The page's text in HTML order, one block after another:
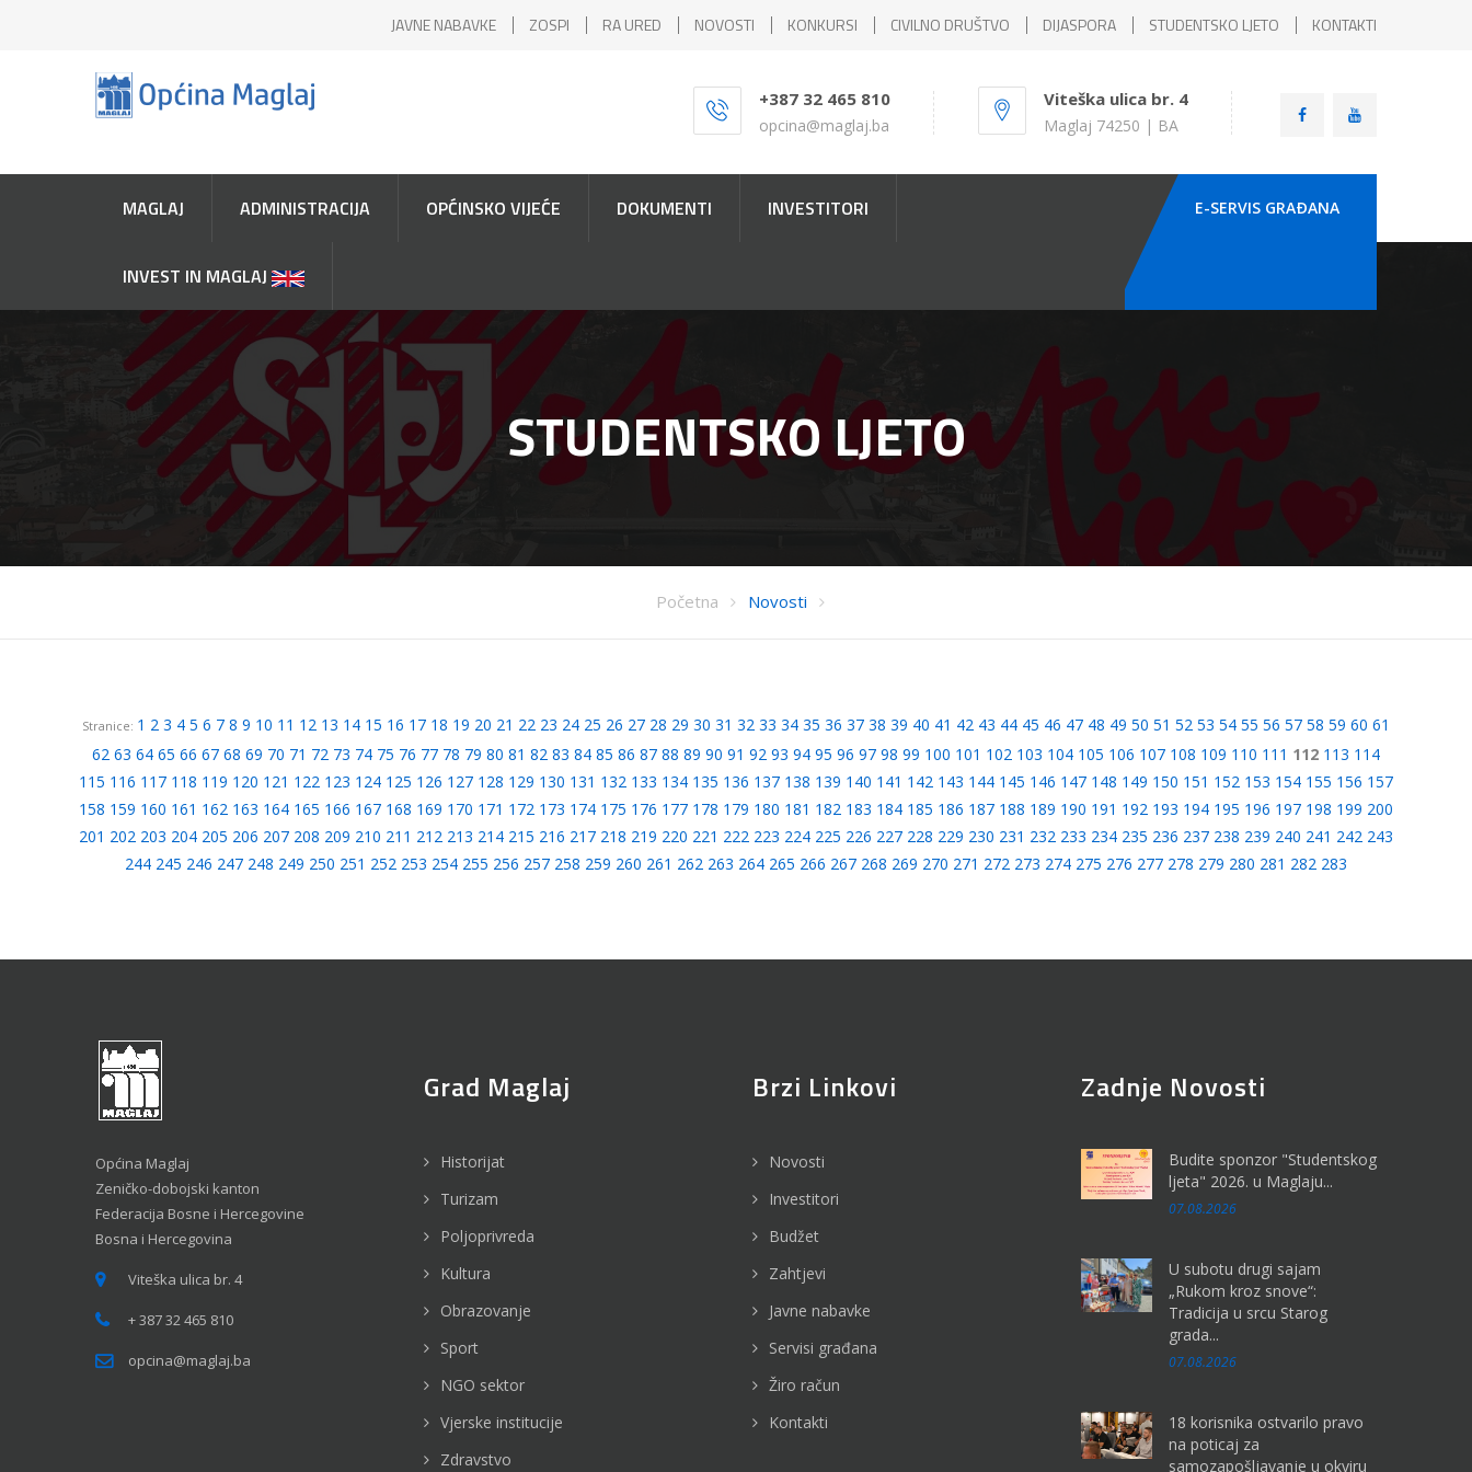
JAVNE NABAVKE ZOSPI RA URED NOVOSTI KONKURSI CIVILNO DRUŠTVO DIJASPORA STUDENTSKO LJETO KONTAKTI
+387 32 465 810
opcina@maglaj.ba
Viteška ulica br. 4
Maglaj 74250 | BA
MAGLAJ ADMINISTRACIJA OPĆINSKO VIJEĆE DOKUMENTI INVESTITORI
INVEST IN MAGLAJ
E-SERVIS GRAÐANA
STUDENTSKO LJETO
Početna Novosti
Stranice: 1 2 3 4 5 6 7 8 9 10 11 12 13 14 15 16 17 18 19 20 21 22 23 24 25 26 27 28 29 30 31 32 33 34 35 36 37 38 39 40 41 42 43 44 45 46 47 48 49 50 51 52 53 54 55 56 57 58 59 60 61
62 63 64 65 66 67 68 69 70 71 72 73 74 75 76 77 78 79 80 81 82 83 84 85 86 87 88 89 90 91 92 93 94 95 96 97 98 99 100 101 102 103 104 105 106 107 108 109 110 111 112 113 114
115 116 117 118 119 120 121 122 123 124 125 126 127 128 129 130 131 132 133 134 135 136 137 138 139 140 141 142 143 144 145 146 147 148 149 150 151 152 153 154 155 156 157
158 159 160 161 162 163 164 165 166 167 168 169 170 171 172 173 174 175 176 177 178 179 180 181 182 183 184 185 186 187 188 189 190 191 192 193 194 195 196 197 198 199 200
201 202 203 204 205 206 207 208 209 210 211 212 213 214 215 216 217 218 219 220 221 222 223 224 225 226 227 228 229 230 231 232 233 234 235 236 237 238 239 240 241 242 243
244 245 246 247 248 249 250 251 252 253 254 255 256 257 258 259 260 261 262 263 264 265 266 267 268 269 270 271 272 273 274 275 276 277 278 279 280 281 282 283
Općina Maglaj
Zeničko-dobojski kanton
Federacija Bosne i Hercegovine
Bosna i Hercegovina
Viteška ulica br. 4
+ 387 32 465 810
opcina@maglaj.ba
Grad Maglaj
Historijat
Turizam
Poljoprivreda
Kultura
Obrazovanje
Sport
NGO sektor
Vjerske institucije
Zdravstvo
Brzi Linkovi
Novosti
Investitori
Budžet
Zahtjevi
Javne nabavke
Servisi građana
Žiro račun
Kontakti
Zadnje Novosti
Budite sponzor "Studentskog
ljeta" 2026. u Maglaju...
07.08.2026
U subotu drugi sajam
„Rukom kroz snove“:
Tradicija u srcu Starog
grada...
07.08.2026
18 korisnika ostvarilo pravo
na poticaj za
samozapošljavanje u okviru